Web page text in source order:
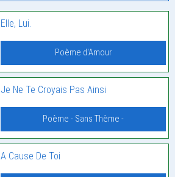
Elle, Lui.
Poème d'Amour
Je Ne Te Croyais Pas Ainsi
Poème - Sans Thème -
A Cause De Toi